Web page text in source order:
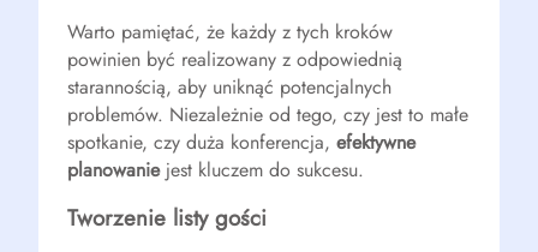
Warto pamiętać, że każdy z tych kroków
powinien być realizowany z odpowiednią
starannością, aby uniknąć potencjalnych
problemów. Niezależnie od tego, czy jest to małe
spotkanie, czy duża konferencja, efektywne
planowaniejest kluczem do sukcesu.
Tworzenie listy gości